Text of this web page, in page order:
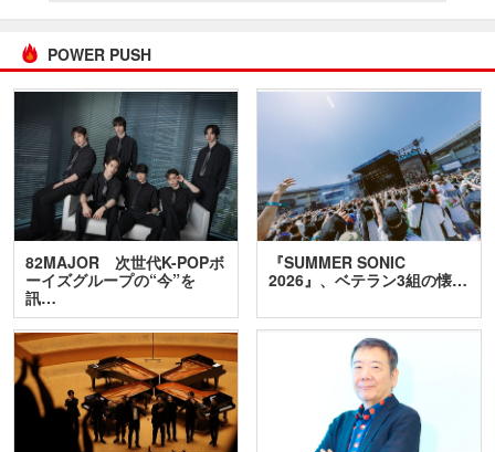
POWER PUSH
82MAJOR 次世代K-POPボ
ーイズグループの“今”を
訊…
『SUMMER SONIC
2026』、ベテラン3組の懐…